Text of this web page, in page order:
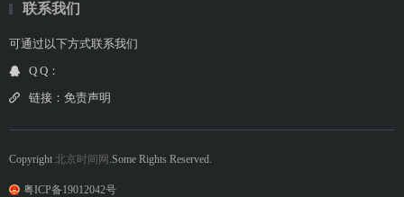
联系我们
可通过以下方式联系我们
Q Q：
链接： 免责声明
Copyright 北京时间网 .Some Rights Reserved.
粤ICP备19012042号